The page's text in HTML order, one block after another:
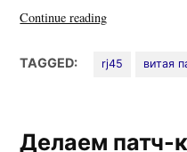
Continue reading«Обжим
пары
порядок
TAGGED: rj45 витая
Делаем патч-